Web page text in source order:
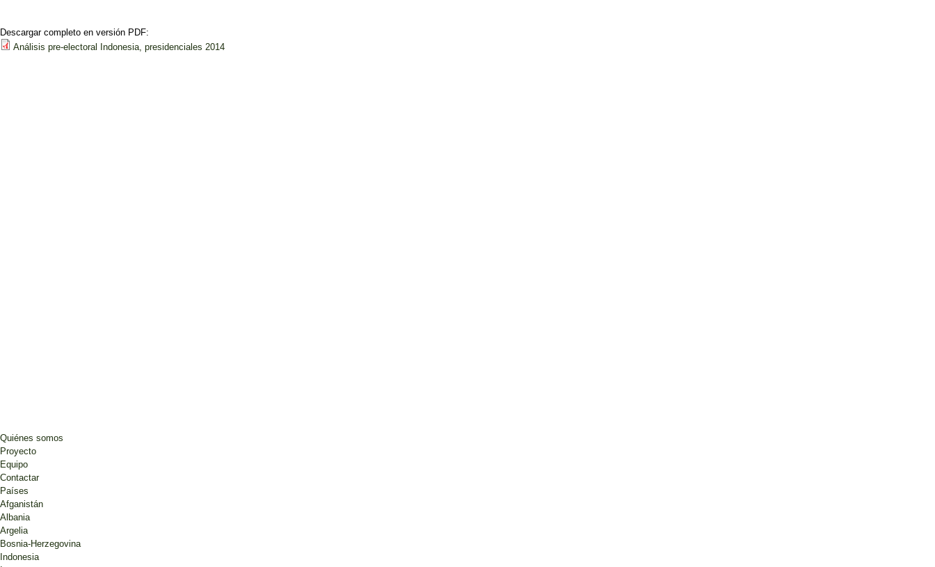
Descargar completo en versión PDF:
Análisis pre-electoral Indonesia, presidenciales 2014
Quiénes somos
Proyecto
Equipo
Contactar
Países
Afganistán
Albania
Argelia
Bosnia-Herzegovina
Indonesia